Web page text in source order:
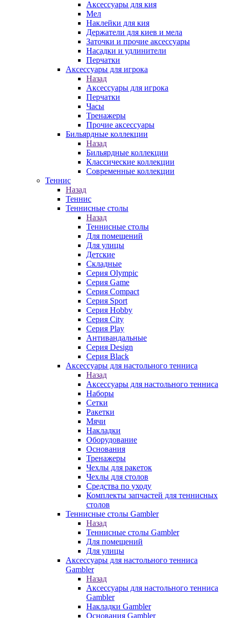
Аксессуары для кия
Мел
Наклейки для кия
Держатели для киев и мела
Заточки и прочие аксессуары
Насадки и удлинители
Перчатки
Аксессуары для игрока
Назад
Аксессуары для игрока
Перчатки
Часы
Тренажеры
Прочие аксессуары
Бильярдные коллекции
Назад
Бильярдные коллекции
Классические коллекции
Современные коллекции
Теннис
Назад
Теннис
Теннисные столы
Назад
Теннисные столы
Для помещений
Для улицы
Детские
Складные
Серия Olympic
Серия Game
Серия Compact
Серия Sport
Серия Hobby
Серия City
Серия Play
Антивандальные
Серия Design
Серия Black
Аксессуары для настольного тенниса
Назад
Аксессуары для настольного тенниса
Наборы
Сетки
Ракетки
Мячи
Накладки
Оборудование
Основания
Тренажеры
Чехлы для ракеток
Чехлы для столов
Средства по уходу
Комплекты запчастей для теннисных
столов
Теннисные столы Gambler
Назад
Теннисные столы Gambler
Для помещений
Для улицы
Аксессуары для настольного тенниса
Gambler
Назад
Аксессуары для настольного тенниса
Gambler
Накладки Gambler
Основания Gambler